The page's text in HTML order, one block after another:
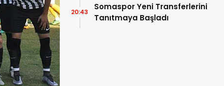
Somaspor Yeni Transferlerini
Tanıtmaya Başladı
20:43